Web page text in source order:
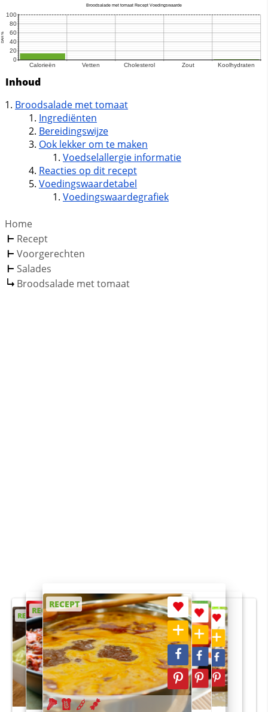
Inhoud
Broodsalade met tomaat
Ingrediënten
Bereidingswijze
Ook lekker om te maken
Voedselallergie informatie
Reacties op dit recept
Voedingswaardetabel
Voedingswaardegrafiek
Home
Recept
Voorgerechten
Salades
Broodsalade met tomaat
RECEPT
RECEPT
RECEPT
RECEPT
RECEPT